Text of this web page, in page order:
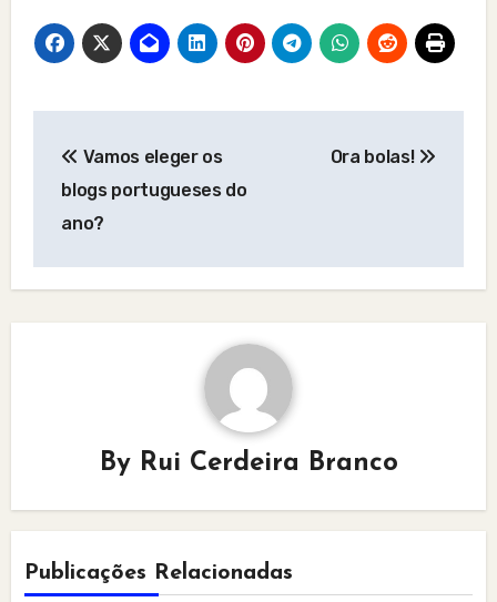
navigation
Vamos eleger os
blogs portugueses do
ano?
Ora bolas!
By Rui Cerdeira Branco
Publicações Relacionadas